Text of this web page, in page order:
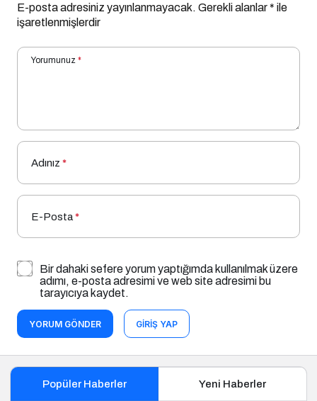
E-posta adresiniz yayınlanmayacak. Gerekli alanlar* ile
işaretlenmişlerdir
Yorumunuz *
Adınız *
E-Posta*
Bir dahaki sefere yorum yaptığımda kullanılmak üzere
adımı, e-posta adresimi ve web site adresimi bu
tarayıcıya kaydet.
YORUM GÖNDER GIRIŞ YAP
Popüler Haberler Yeni Haberler